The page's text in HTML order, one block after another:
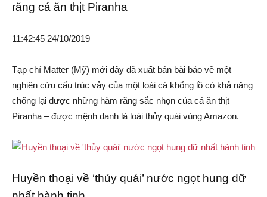
răng cá ăn thịt Piranha
11:42:45 24/10/2019
Tạp chí Matter (Mỹ) mới đây đã xuất bản bài báo về một
nghiên cứu cấu trúc vảy của một loài cá khổng lồ có khả năng
chống lại được những hàm răng sắc nhọn của cá ăn thịt
Piranha – được mệnh danh là loài thủy quái vùng Amazon.
Huyền thoại về ‘thủy quái’ nước ngọt hung dữ